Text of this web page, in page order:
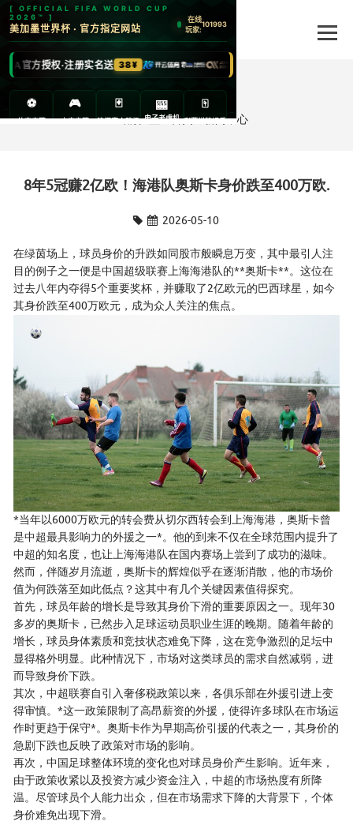
新闻中心
当前位置：首页>新闻中心
8年5冠赚2亿欧！海港队奥斯卡身价跌至400万欧.
2026-05-10
在绿茵场上，球员身价的升跌如同股市般瞬息万变，其中最引人注
目的例子之一便是中国超级联赛上海海港队的**奥斯卡**。这位在
过去八年内夺得5个重要奖杯，并赚取了2亿欧元的巴西球星，如今
其身价跌至400万欧元，成为众人关注的焦点。
*当年以6000万欧元的转会费从切尔西转会到上海海港，奥斯卡曾
是中超最具影响力的外援之一*。他的到来不仅在全球范围内提升了
中超的知名度，也让上海海港队在国内赛场上尝到了成功的滋味。
然而，伴随岁月流逝，奥斯卡的辉煌似乎在逐渐消散，他的市场价
值为何跌落至如此低点？这其中有几个关键因素值得探究。
首先，球员年龄的增长是导致其身价下滑的重要原因之一。现年30
多岁的奥斯卡，已然步入足球运动员职业生涯的晚期。随着年龄的
增长，球员身体素质和竞技状态难免下降，这在竞争激烈的足坛中
显得格外明显。此种情况下，市场对这类球员的需求自然减弱，进
而导致身价下跌。
其次，中超联赛自引入奢侈税政策以来，各俱乐部在外援引进上变
得审慎。*这一政策限制了高昂薪资的外援，使得许多球队在市场运
作时更趋于保守*。奥斯卡作为早期高价引援的代表之一，其身价的
急剧下跌也反映了政策对市场的影响。
再次，中国足球整体环境的变化也对球员身价产生影响。近年来，
由于政策收紧以及投资方减少资金注入，中超的市场热度有所降
温。尽管球员个人能力出众，但在市场需求下降的大背景下，个体
身价难免出现下滑。